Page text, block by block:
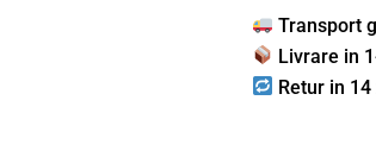
MuaTransport
Livrare in
Retur in